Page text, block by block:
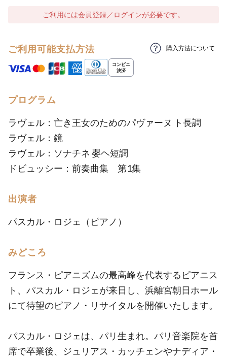
ご利用には会員登録／ログインが必要です。
ご利用可能支払方法 購入方法について
プログラム
ラヴェル：亡き王女のためのパヴァーヌ ト長調
ラヴェル：鏡
ラヴェル：ソナチネ 嬰ヘ短調
ドビュッシー：前奏曲集 第1集
出演者
パスカル・ロジェ（ピアノ）
みどころ
フランス・ピアニズムの最高峰を代表するピアニス
ト、パスカル・ロジェが来日し、浜離宮朝日ホール
にて待望のピアノ・リサイタルを開催いたします。
パスカル・ロジェは、パリ生まれ。パリ音楽院を首
席で卒業後、ジュリアス・カッチェンやナディア・